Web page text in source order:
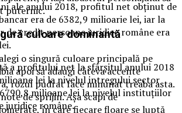
ale anului 2018, profitul net obţinut de
era de 6382,9 milioarie lei, iar la
credit persoane juridice române era
a profitului net la sfârşitul anului 2018
lei la nivelul intregului sector
milioane lei la nivelul instituţiilor
juridice române.
puternic.
culoare dominantă
o singură culoare principală pe
apoi să adaugi câteva accente
rozul pudrat face minunat treaba asta.
de sprijin. Așa scapi de
în care fiecare floare se luptă